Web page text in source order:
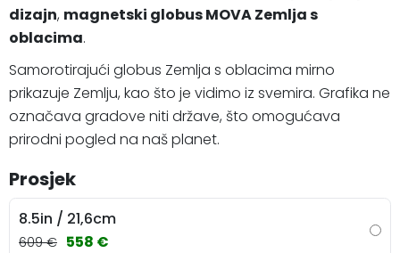
dizajn, magnetski globus MOVA Zemlja s
oblacima.
Samorotirajući globus Zemlja s oblacima mirno
prikazuje Zemlju, kao što je vidimo iz svemira. Grafika ne
označava gradove niti države, što omogućava
prirodni pogled na naš planet.
Prosjek
8.5in / 21,6cm
609 € 558 €